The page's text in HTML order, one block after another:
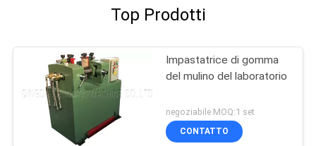
Top Prodotti
Impastatrice di gomma
del mulino del laboratorio
negoziabile MOQ:1 set
CONTATTO